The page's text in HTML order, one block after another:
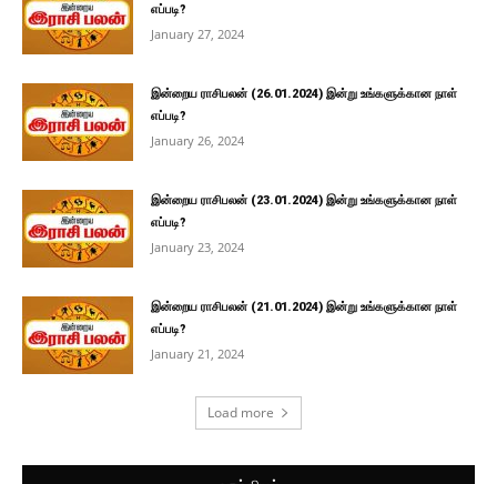
எப்படி?
January 27, 2024
இன்றைய ராசிபலன் (26.01.2024) இன்று உங்களுக்கான நாள்
எப்படி?
January 26, 2024
இன்றைய ராசிபலன் (23.01.2024) இன்று உங்களுக்கான நாள்
எப்படி?
January 23, 2024
இன்றைய ராசிபலன் (21.01.2024) இன்று உங்களுக்கான நாள்
எப்படி?
January 21, 2024
Load more